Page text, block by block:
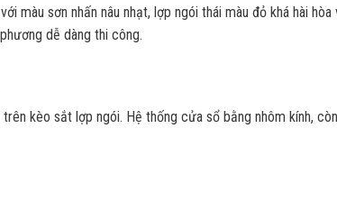
sơn nhấn nâu nhạt, lợp ngói thái màu đỏ khá hài hòa
dễ dàng thi công.
kèo sắt lợp ngói. Hệ thống cửa sổ bằng nhôm kính,